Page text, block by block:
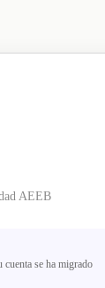
AEEB
cuenta se ha migrado